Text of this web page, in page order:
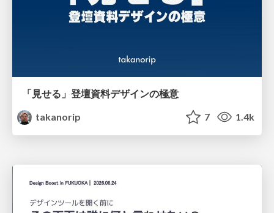
「見せる」登壇資料デザインの極意
takanorip
7 1.4k